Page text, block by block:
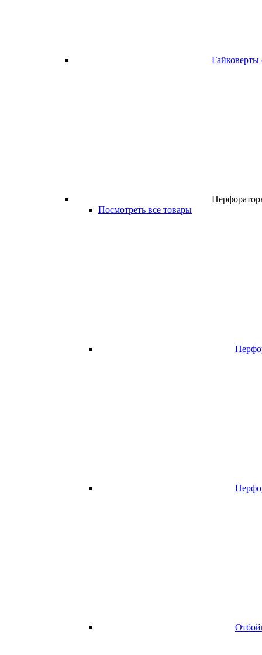
Гайковерты
Посмотреть все товары